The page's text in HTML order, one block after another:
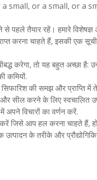
small, or a small, or a
पहले तैयार रहें। हमारे
करना चाहते हैं, इसकी एक
करेगा, तो यह बहुत अच्छा
कमियों.
की समझ और प्राप्ति में
और सील करने के लिए
विचारों का वर्णन करें.
जिसे आप हल करना चाहते हैं,
के तरीके और